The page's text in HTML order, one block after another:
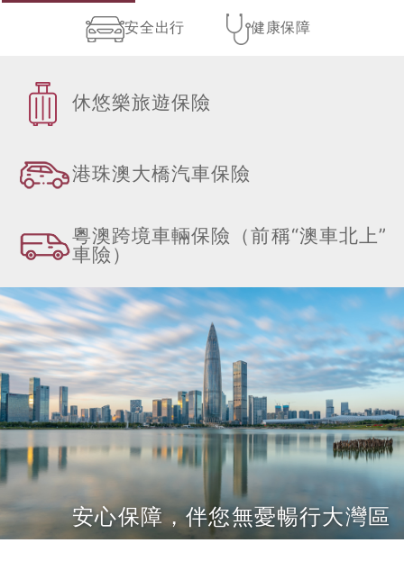
安全出行 健康保障
安心保障，伴您無憂暢行大灣區
休悠樂旅遊保險
港珠澳大橋汽車保險
粵澳跨境車輛保險（前稱“澳車北上”
車險）